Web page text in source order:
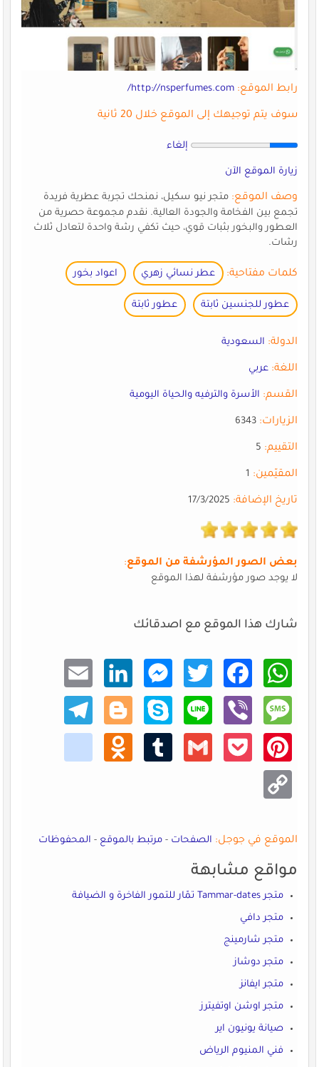
رابط الموقع: http://nsperfumes.com/
سوف يتم توجيهك إلى الموقع خلال 20 ثانية
إلغاء
زيارة الموقع الآن
وصف الموقع:متجر نيو سكيل، نمنحك تجربة عطرية فريدة
تجمع بين الفخامة والجودة العالية. نقدم مجموعة حصرية من
العطور والبخور بثبات قوي، حيث تكفي رشة واحدة لتعادل ثلاث
رشات.
كلمات مفتاحية: عطر نسائي زهري اعواد بخور
عطور للجنسين ثابتة عطور ثابتة
الدولة: السعودية
اللغة: عربي
القسم: الأسرة والترفيه والحياة اليومية
الزيارات:6343
التقييم:5
المقيّمين:1
تاريخ الإضافة:17/3/2025
بعض الصور المؤرشفة من الموقع:
لا يوجد صور مؤرشفة لهذا الموقع
شارك هذا الموقع مع اصدقائك
What
sApp
Faceb
ook
Twitt
er
Mess
enger
Linke
dIn
Email
Mess
age
Viber
Line
Skype
Blogg
er
Teleg
ram
Pinte
rest
Pocke
Gmail
Tumb
Odno
klass
niki
Copy
Link
الموقع في جوجل: الصفحات-مرتبط بالموقع-المحفوظات
مواقع مشابهة
متجر Tammar-dates تمّار للتمور الفاخرة و الضيافة
متجر دافي
متجر شارمينج
متجر دوشاز
متجر ايفانز
متجر اوشن اوتفيترز
صيانة يونيون اير
فني المنيوم الرياض